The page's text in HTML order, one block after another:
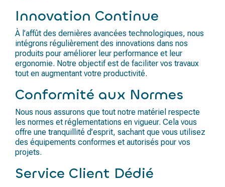
Innovation Continue
À l’affût des dernières avancées technologiques, nous
intégrons régulièrement des innovations dans nos
produits pour améliorer leur performance et leur
ergonomie. Notre objectif est de faciliter vos travaux
tout en augmentant votre productivité.
Conformité aux Normes
Nous nous assurons que tout notre matériel respecte
les normes et réglementations en vigueur. Cela vous
offre une tranquillité d’esprit, sachant que vous utilisez
des équipements conformes et autorisés pour vos
projets.
Service Client Dédié